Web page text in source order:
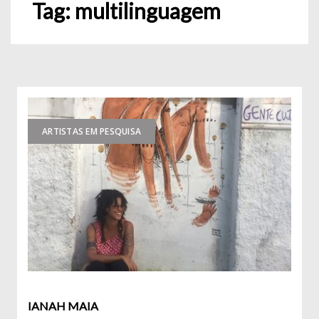
Tag: multilinguagem
ARTISTAS EM PESQUISA
IANAH MAIA